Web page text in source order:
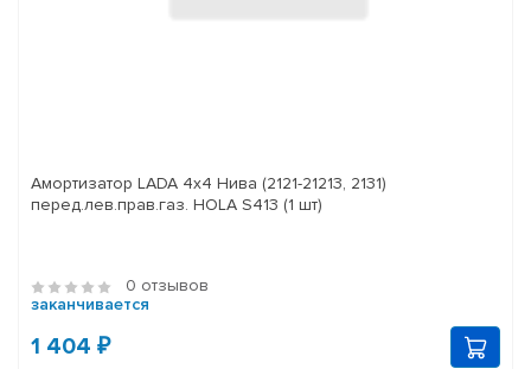
Амортизатор LADA 4x4 Нива (2121-21213, 2131)
перед.лев.прав.газ. HOLA S413 (1 шт)
0 отзывов
заканчивается
1 404 ₽